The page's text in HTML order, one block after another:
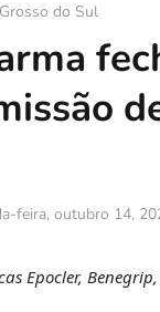
do Sul
feira, outubro 14,
Epocler,